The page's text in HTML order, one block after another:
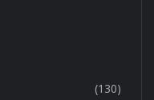
(130)